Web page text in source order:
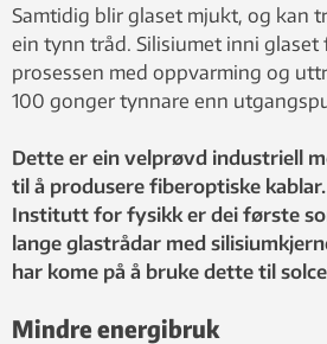
Samtidig blir glaset mjukt, og kan
ein tynn tråd. Silisiumet inni glaset
prosessen med oppvarming og
100 gonger tynnare enn
Dette er ein velprøvd industriell
til å produsere fiberoptiske
Institutt for fysikk er dei første
lange glastrådar med
har kome på å bruke dette til
Mindre energibruk